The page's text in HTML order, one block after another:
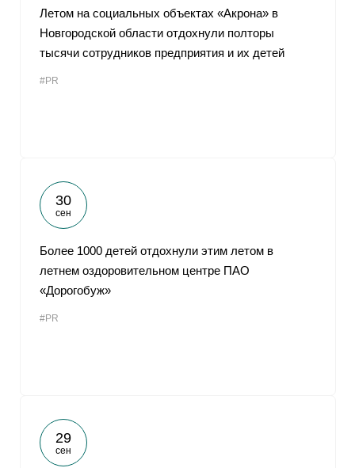
Летом на социальных объектах «Акрона» в
Новгородской области отдохнули полторы
тысячи сотрудников предприятия и их детей
#PR
30
сен
Более 1000 детей отдохнули этим летом в
летнем оздоровительном центре ПАО
«Дорогобуж»
#PR
29
сен